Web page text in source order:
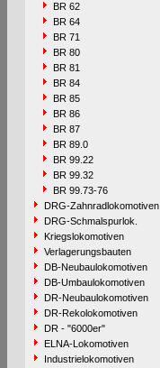
BR 62
BR 64
BR 71
BR 80
BR 81
BR 84
BR 85
BR 86
BR 87
BR 89.0
BR 99.22
BR 99.32
BR 99.73-76
DRG-Zahnradlokomotiven
DRG-Schmalspurlok.
Kriegslokomotiven
Verlagerungsbauten
DB-Neubaulokomotiven
DB-Umbaulokomotiven
DR-Neubaulokomotiven
DR-Rekolokomotiven
DR - "6000er"
ELNA-Lokomotiven
Industrielokomotiven